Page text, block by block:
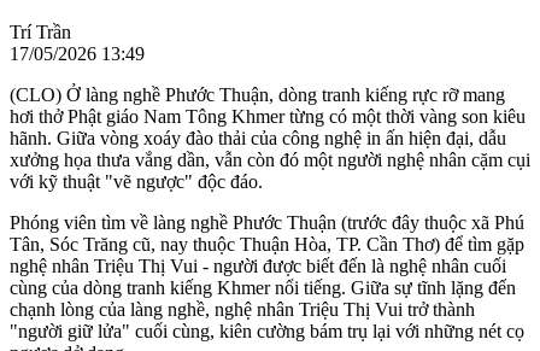
Trí Trần
17/05/2026 13:49
(CLO) Ở làng nghề Phước Thuận, dòng tranh kiếng rực rỡ mang
hơi thở Phật giáo Nam Tông Khmer từng có một thời vàng son kiêu
hãnh. Giữa vòng xoáy đào thải của công nghệ in ấn hiện đại, dẫu
xưởng họa thưa vắng dần, vẫn còn đó một người nghệ nhân cặm cụi
với kỹ thuật "vẽ ngược" độc đáo.
Phóng viên tìm về làng nghề Phước Thuận (trước đây thuộc xã Phú
Tân, Sóc Trăng cũ, nay thuộc Thuận Hòa, TP. Cần Thơ) để tìm gặp
nghệ nhân Triệu Thị Vui - người được biết đến là nghệ nhân cuối
cùng của dòng tranh kiếng Khmer nổi tiếng. Giữa sự tĩnh lặng đến
chạnh lòng của làng nghề, nghệ nhân Triệu Thị Vui trở thành
"người giữ lửa" cuối cùng, kiên cường bám trụ lại với những nét cọ